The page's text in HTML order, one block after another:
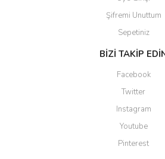
Şifremi Unuttum
Sepetiniz
BİZİ TAKİP
Facebook
Twitter
Instagram
Youtube
Pinterest